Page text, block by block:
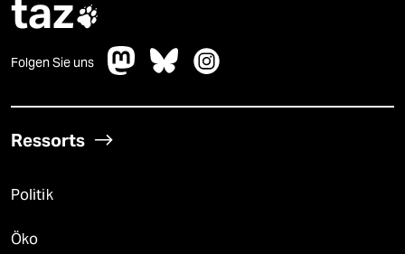
taz
Folgen Sie uns
Ressorts
Politik
Öko